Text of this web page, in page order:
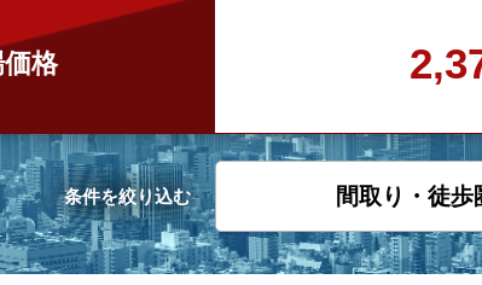
格
条件を絞り込む 間取り・徒